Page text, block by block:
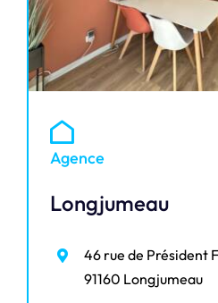
Agence
Longjumeau
46 rue de Président
91160 Longjumeau